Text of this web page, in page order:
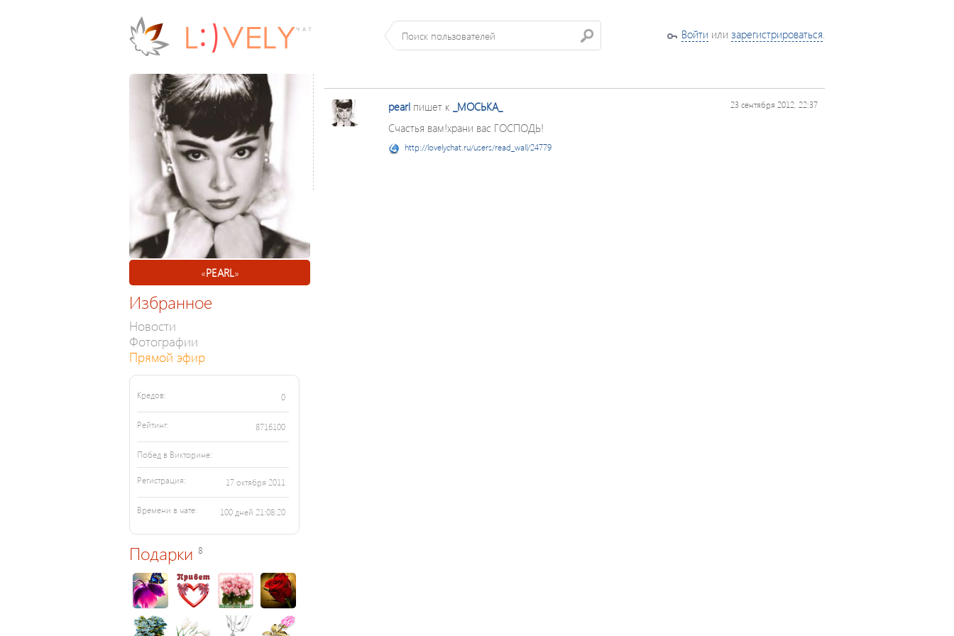
Войти или зарегистрироваться.
«PEARL»
Избранное
Новости
Фотографии
Прямой эфир
Кредов: 0
Рейтинг: 8716100
Побед в Викторине:
Регистрация: 17 октября 2011
Времени в чате: 100 дней 21:08:20
Подарки 8
pearl пишет к _МОСЬКА_ 23 сентября 2012, 22:37
Счастья вам!храни вас ГОСПОДЬ!
http://lovelychat.ru/users/read_wall/24779